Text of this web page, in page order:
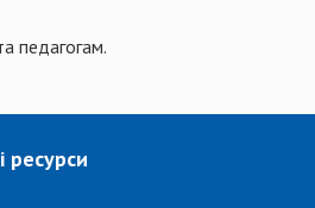
педагогам.
ресурси